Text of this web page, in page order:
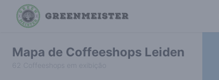
Mapa de Coffeeshops Leiden
62 Coffeeshops em exibição